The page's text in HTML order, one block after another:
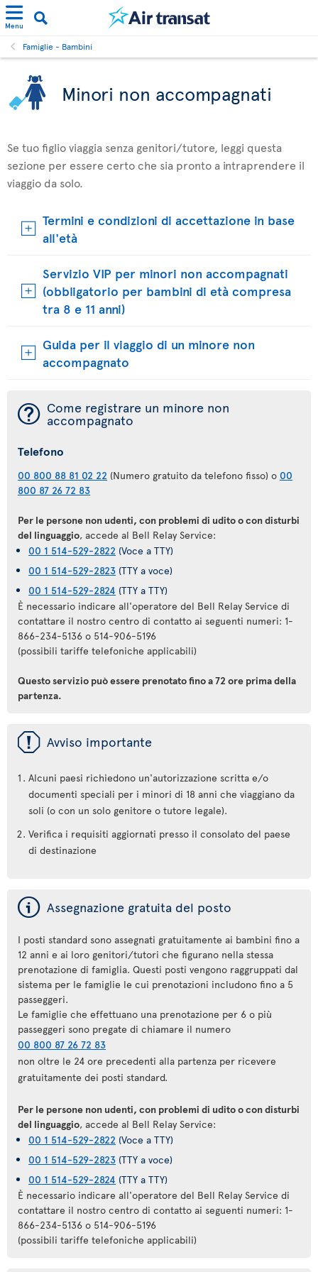
Menu
Famiglie - Bambini
Minori non accompagnati
Se tuo figlio viaggia senza genitori/tutore, leggi questa
sezione per essere certo che sia pronto a intraprendere il
viaggio da solo.
Termini e condizioni di accettazione in base
all'età
Servizio VIP per minori non accompagnati
(obbligatorio per bambini di età compresa
tra 8 e 11 anni)
Guida per il viaggio di un minore non
accompagnato
¯ Come registrare un minore non
accompagnato
Telefono
00 800 88 81 02 22 (Numero gratuito da telefono fisso) o 00
800 87 26 72 83
Per le persone non udenti, con problemi di udito o con disturbi
del linguaggio, accede al Bell Relay Service:
00 1 514-529-2822 (Voce a TTY)
00 1 514-529-2823 (TTY a voce)
00 1 514-529-2824 (TTY a TTY)
È necessario indicare all'operatore del Bell Relay Service di
contattare il nostro centro di contatto ai seguenti numeri: 1-
866-234-5136 o 514-906-5196
(possibili tariffe telefoniche applicabili)
Questo servizio può essere prenotato fino a 72 ore prima della
partenza.
ü Avviso importante
Alcuni paesi richiedono un'autorizzazione scritta e/o
documenti speciali per i minori di 18 anni che viaggiano da
soli (o con un solo genitore o tutore legale).
Verifica i requisiti aggiornati presso il consolato del paese
di destinazione
ý Assegnazione gratuita del posto
I posti standard sono assegnati gratuitamente ai bambini fino a
12 anni e ai loro genitori/tutori che figurano nella stessa
prenotazione di famiglia. Questi posti vengono raggruppati dal
sistema per le famiglie le cui prenotazioni includono fino a 5
passeggeri.
Le famiglie che effettuano una prenotazione per 6 o più
passeggeri sono pregate di chiamare il numero
00 800 87 26 72 83
non oltre le 24 ore precedenti alla partenza per ricevere
gratuitamente dei posti standard.
Per le persone non udenti, con problemi di udito o con disturbi
del linguaggio, accede al Bell Relay Service:
00 1 514-529-2822 (Voce a TTY)
00 1 514-529-2823 (TTY a voce)
00 1 514-529-2824 (TTY a TTY)
È necessario indicare all'operatore del Bell Relay Service di
contattare il nostro centro di contatto ai seguenti numeri: 1-
866-234-5136 o 514-906-5196
(possibili tariffe telefoniche applicabili)